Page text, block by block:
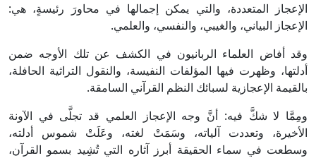
الإعجاز المتعددة، والتي يمكن إجمالها في محاورَ رئيسةٍ، هي:
الإعجاز البياني، والغيبي، والنفسي، والعلمي.
وقد أفاض العلماء الربانيون في الكشف عن تلك الأوجه ضمن
أدلتها، وظهرت فيها المؤلفات النفيسة، والنقول التراثية الحافلة،
بالقيمة الإعجازية لسبائك النظم القرآني السامقة.
ومِمَّا لا شكَّ فيه: أنَّ وجه الإعجاز العلمي قد تجلَّى في الآونة
الأخيرة، وتعددت آلياته، وسَمَتْ لغته، وعَلَتْ شموس أدلته،
وسطعت في سماء الحقيقة أبرز آثاره التي تُشِيد بسمو القرآن،